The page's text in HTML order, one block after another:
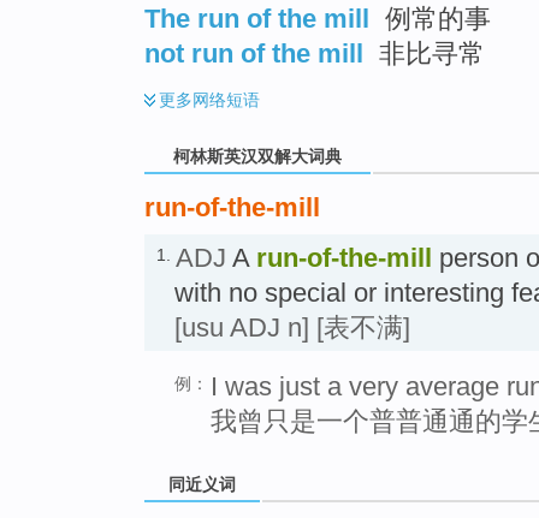
The run of the mill 例常的事
not run of the mill 非比寻常
更多网络短语
柯林斯英汉双解大词典
run-of-the-mill
1. ADJ A run-of-the-mill person
with no special or interesting
[usu ADJ n] [表不满]
例：
I was just a very average
我曾只是一个普普通通的学
同近义词